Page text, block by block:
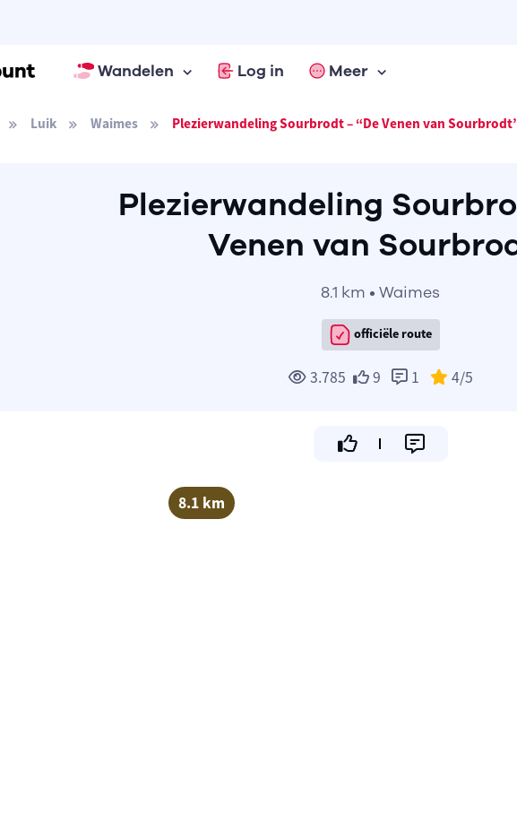
Wandelen Log in Meer
Luik Waimes Plezierwandeling Sourbrodt – “De Venen van
Plezierwandeling
Venen van
8.1 km • Waimes
officiële route
3.785 9 1 4/5
8.1 km